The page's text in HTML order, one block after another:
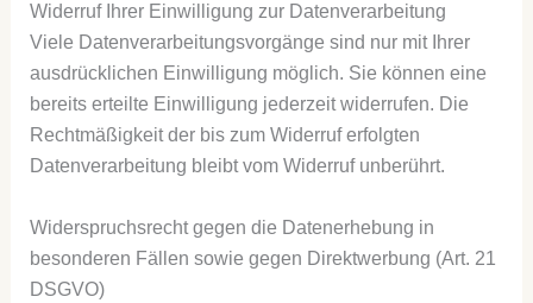
Widerruf Ihrer Einwilligung zur Datenverarbeitung
Viele Datenverarbeitungsvorgänge sind nur mit Ihrer
ausdrücklichen Einwilligung möglich. Sie können eine
bereits erteilte Einwilligung jederzeit widerrufen. Die
Rechtmäßigkeit der bis zum Widerruf erfolgten
Datenverarbeitung bleibt vom Widerruf unberührt.
Widerspruchsrecht gegen die Datenerhebung in
besonderen Fällen sowie gegen Direktwerbung (Art. 21
DSGVO)